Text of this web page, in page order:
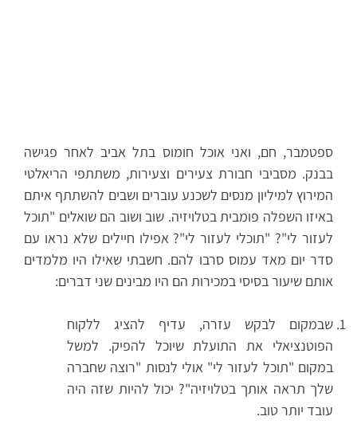
ספטמבר, חם, ואני אוכל חומוס בתל אביב לאחר פגישה
בבנק. מסביבי חבורת צעירים וצעירות, משתתפי הריאלטי
המירוץ למיליון מנסים לשכנע עוברים ושבים להשתתף איתם
באיזו השפלה פומבית בטלויזיה. שוב ושוב הם שואלים "תוכל
לעזור לי"? "תוכלי לעזור לי"? אפילו חיילים שלא נראו עם
סדר יום מאד עמוס סרבו להם. חשבתי שאילו היו מלמדים
אותם שיעור בסיסי במכירות הם היו מבינים שני דברים:
שבמקום לבקש עזרה, עדיף להציג ללקוח
הפוטנציאלי את התועלת שיוכל להפיק. למשל
במקום "תוכל לעזור לי" אולי לנסות "רוצה שחברה
שלך תראה אותך בטלויזיה"? יכול להיות שזה היה
עובד יותר טוב.